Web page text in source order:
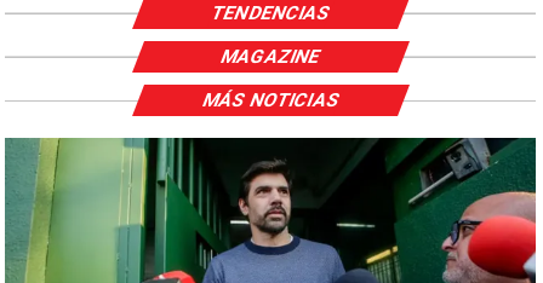
TENDENCIAS
MAGAZINE
MÁS NOTICIAS